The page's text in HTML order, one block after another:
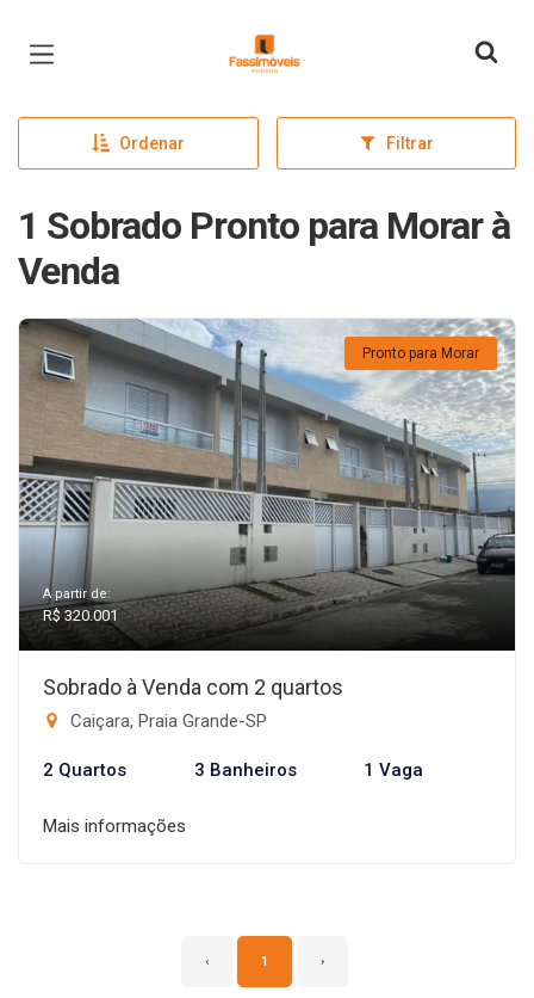
Página inicial
Ordenar Filtrar
1 Sobrado Pronto para Morar à
Venda
Pronto para Morar
A partir de:
R$ 320.001
Sobrado à Venda com 2 quartos
Caiçara, Praia Grande-SP
2 Quartos 3 Banheiros 1 Vaga
Mais informações
‹ 1 ›